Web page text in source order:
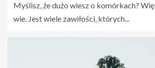
Myślisz, że dużo wiesz o komórkach?
wie. Jest wiele zawiłości, których...